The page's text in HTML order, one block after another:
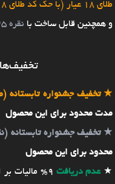
طلای 18 عیار (با حک کد طلای 18 عیار پشت کار)
و همچنین قابل ساخت با نقره 925
★تخفیف جشنواره تابستانه (طلای 18
مدت محدود برای این محصول
★تخفیف جشنواره تابستانه (نقره
محدود برای این محصول
★عدم دریافت 9% مالیات بر ارزش افزوده (به مبلغ